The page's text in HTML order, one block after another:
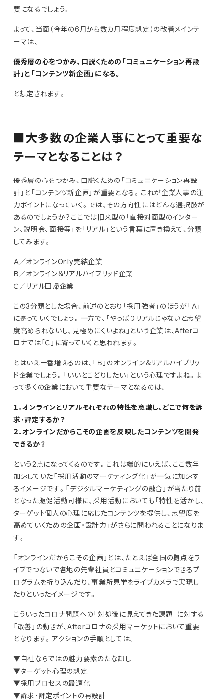
要になるでしょう。
よって、当面（今年の6月から数カ月程度想定）の改善メインテ
ーマは、
優秀層の心をつかみ、口説くための「コミュニケーション再設
計」と「コンテンツ新企画」になる。
と想定されます。
■大多数の企業人事にとって重要な
テーマとなることは？
優秀層の心をつかみ、口説くための「コミュニケーション再設
計」と「コンテンツ新企画」が重要となる。これが企業人事の注
力ポイントになっていく。では、その方向性にはどんな選択肢が
あるのでしょうか？ここでは旧来型の「直接対面型のインター
ン、説明会、面接等」を「リアル」という言葉に置き換えて、分類
してみます。
Ａ／オンラインOnly完結企業
Ｂ／オンライン＆リアルハイブリッド企業
Ｃ／リアル回帰企業
この3分類とした場合、前述のとおり「採用強者」のほうが「Ａ」
に寄っていくでしょう。一方で、「やっぱりリアルじゃないと志望
度高められないし、見極めにくいよね」という企業は、Afterコ
ロナでは「Ｃ」に寄っていくと思われます。
とはいえ一番増えるのは、「Ｂ」のオンライン＆リアルハイブリッ
ド企業でしょう。「いいとこどりしたい」という心理ですよね。よ
って多くの企業において重要なテーマとなるのは、
１．オンラインとリアルそれぞれの特性を意識し、どこで何を訴
求・評定するか？
２．オンラインだからこその企画を反映したコンテンツを開発
できるか？
という2点になってくるのです。これは端的にいえば、ここ数年
加速していた「採用活動のマーケティング化」が一気に加速す
るイメージです。「デジタルマーケティングの融合」が当たり前
となった販促活動同様に、採用活動においても「特性を活かし、
ターゲット個人の心理に応じたコンテンツを提供し、志望度を
高めていくための企画・設計力」がさらに問われることになりま
す。
「オンラインだからこその企画」とは、たとえば全国の拠点をラ
イブでつないで各地の先輩社員とコミュニケーションできるプ
ログラムを折り込んだり、事業所見学をライブカメラで実現し
たりといったイメージです。
こういったコロナ問題への「対処後に見えてきた課題」に対する
「改善」の動きが、Afterコロナの採用マーケットにおいて重要
となります。アクションの手順としては、
▼自社ならではの魅力要素のたな卸し
▼ターゲット心理の想定
▼採用プロセスの最適化
▼訴求・評定ポイントの再設計